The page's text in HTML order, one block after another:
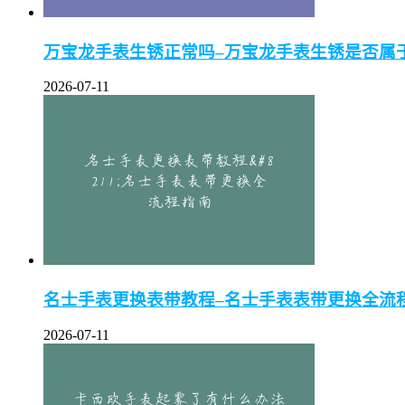
万宝龙手表生锈正常吗–万宝龙手表生锈是否属
2026-07-11
名士手表更换表带教程–名士手表表带更换全流
2026-07-11